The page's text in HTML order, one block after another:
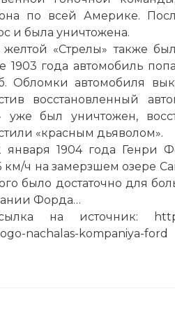
по всей Америке.
и была уничтожена.
«Стрелы» также
1903 года автомобиль
Обломки автомобиля
восстановленный
уже был уничтожен,
«красным дьяволом».
января 1904 года Генри
км/ч на замерзшем озере
было достаточно для
Форда…
на источник: http://
nachalas-kompaniya-ford